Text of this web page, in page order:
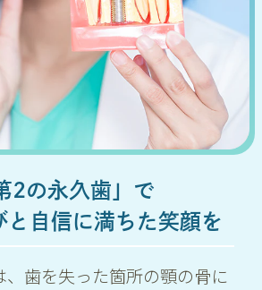
2の永久歯」で
と自信に満ちた笑顔を
、歯を失った箇所の顎の骨に